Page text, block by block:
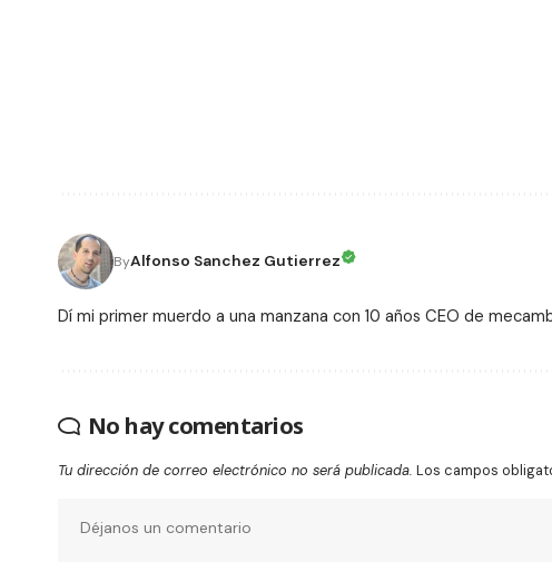
ByAlfonso Sanchez Gutierrez
Dí mi primer muerdo a una manzana con 10 años CEO de
No hay comentarios
Tu dirección de correo electrónico no será publicada. Los campos